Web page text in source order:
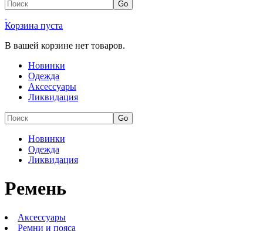
Корзина пуста
В вашей корзине нет товаров.
Новинки
Одежда
Аксессуары
Ликвидация
Новинки
Одежда
Ликвидация
Ремень
Аксессуары
Ремни и пояса